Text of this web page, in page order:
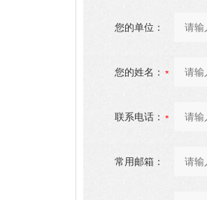
您的单位：
您的姓名：
联系电话：
常用邮箱：